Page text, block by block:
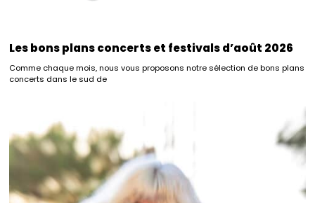
Les bons plans concerts et festivals d’août 2026
Comme chaque mois, nous vous proposons notre sélection de bons plans
concerts dans le sud de